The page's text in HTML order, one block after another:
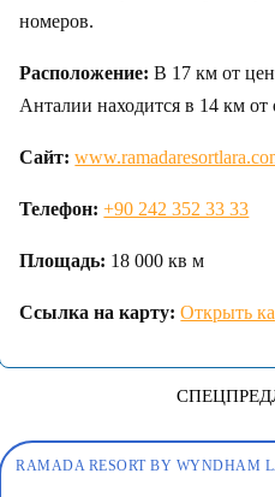
номеров.
Расположение: В 17 км от
Анталии находится в 14 км от
Сайт:
Телефон: +90 242 352 33 33
Площадь: 18 000 кв м
Ссылка на карту: Открыть
RAMADA RESORT BY WYNDHAM